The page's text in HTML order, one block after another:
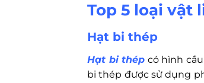
Top 5 loại vật
Hạt bi thép
Hạt bi thép có hình
bi thép được sử dụng